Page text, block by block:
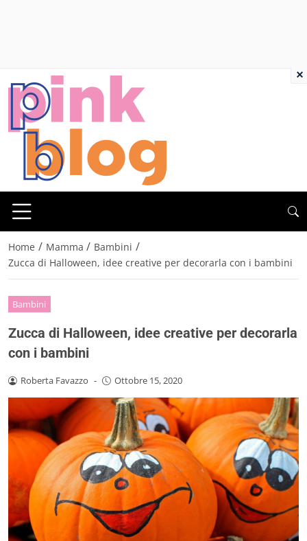
Home / Mamma / Bambini /
Zucca di Halloween, idee creative per decorarla con i bambini
Bambini
Zucca di Halloween, idee creative per decorarla
con i bambini
Roberta Favazzo - Ottobre 15, 2020
×